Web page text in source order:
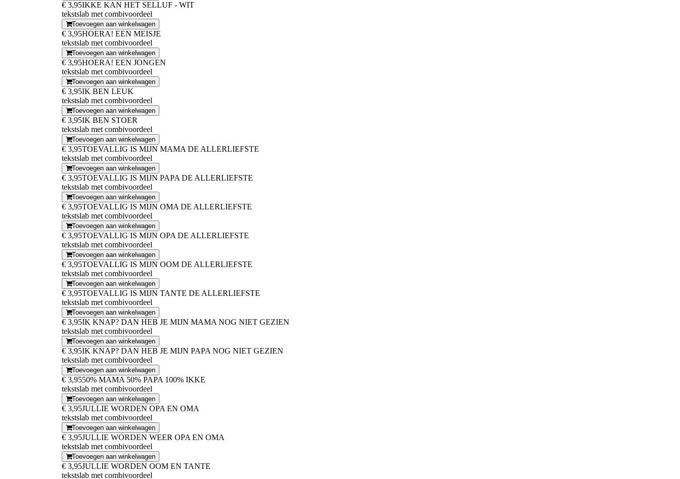
€ 3,95IKKE KAN HET SELLUF - WIT
tekstslab met combivoordeel
Toevoegen aan winkelwagen
€ 3,95HOERA! EEN MEISJE
tekstslab met combivoordeel
Toevoegen aan winkelwagen
€ 3,95HOERA! EEN JONGEN
tekstslab met combivoordeel
Toevoegen aan winkelwagen
€ 3,95IK BEN LEUK
tekstslab met combivoordeel
Toevoegen aan winkelwagen
€ 3,95IK BEN STOER
tekstslab met combivoordeel
Toevoegen aan winkelwagen
€ 3,95TOEVALLIG IS MIJN MAMA DE ALLERLIEFSTE
tekstslab met combivoordeel
Toevoegen aan winkelwagen
€ 3,95TOEVALLIG IS MIJN PAPA DE ALLERLIEFSTE
tekstslab met combivoordeel
Toevoegen aan winkelwagen
€ 3,95TOEVALLIG IS MIJN OMA DE ALLERLIEFSTE
tekstslab met combivoordeel
Toevoegen aan winkelwagen
€ 3,95TOEVALLIG IS MIJN OPA DE ALLERLIEFSTE
tekstslab met combivoordeel
Toevoegen aan winkelwagen
€ 3,95TOEVALLIG IS MIJN OOM DE ALLERLIEFSTE
tekstslab met combivoordeel
Toevoegen aan winkelwagen
€ 3,95TOEVALLIG IS MIJN TANTE DE ALLERLIEFSTE
tekstslab met combivoordeel
Toevoegen aan winkelwagen
€ 3,95IK KNAP? DAN HEB JE MIJN MAMA NOG NIET GEZIEN
tekstslab met combivoordeel
Toevoegen aan winkelwagen
€ 3,95IK KNAP? DAN HEB JE MIJN PAPA NOG NIET GEZIEN
tekstslab met combivoordeel
Toevoegen aan winkelwagen
€ 3,9550% MAMA 50% PAPA 100% IKKE
tekstslab met combivoordeel
Toevoegen aan winkelwagen
€ 3,95JULLIE WORDEN OPA EN OMA
tekstslab met combivoordeel
Toevoegen aan winkelwagen
€ 3,95JULLIE WORDEN WEER OPA EN OMA
tekstslab met combivoordeel
Toevoegen aan winkelwagen
€ 3,95JULLIE WORDEN OOM EN TANTE
tekstslab met combivoordeel